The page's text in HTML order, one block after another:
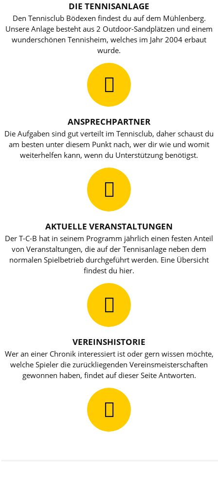
DIE TENNISANLAGE
Den Tennisclub Bödexen findest du auf dem Mühlenberg.
Unsere Anlage besteht aus 2 Outdoor-Sandplätzen und einem
wunderschönen Tennisheim, welches im Jahr 2004 erbaut
wurde.
ANSPRECHPARTNER
Die Aufgaben sind gut verteilt im Tennisclub, daher schaust du
am besten unter diesem Punkt nach, wer dir wie und womit
weiterhelfen kann, wenn du Unterstützung benötigst.
AKTUELLE VERANSTALTUNGEN
Der T-C-B hat in seinem Programm jährlich einen festen Anteil
von Veranstaltungen, die auf der Tennisanlage neben dem
normalen Spielbetrieb durchgeführt werden. Eine Übersicht
findest du hier.
VEREINSHISTORIE
Wer an einer Chronik interessiert ist oder gern wissen möchte,
welche Spieler die zurückliegenden Vereinsmeisterschaften
gewonnen haben, findet auf dieser Seite Antworten.